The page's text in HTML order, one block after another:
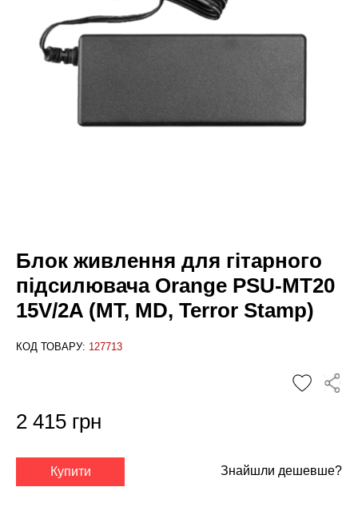
Блок живлення для гітарного
підсилювача Orange PSU-MT20
15V/2A (MT, MD, Terror Stamp)
КОД ТОВАРУ: 127713
2 415 грн
Купити Знайшли дешевше?